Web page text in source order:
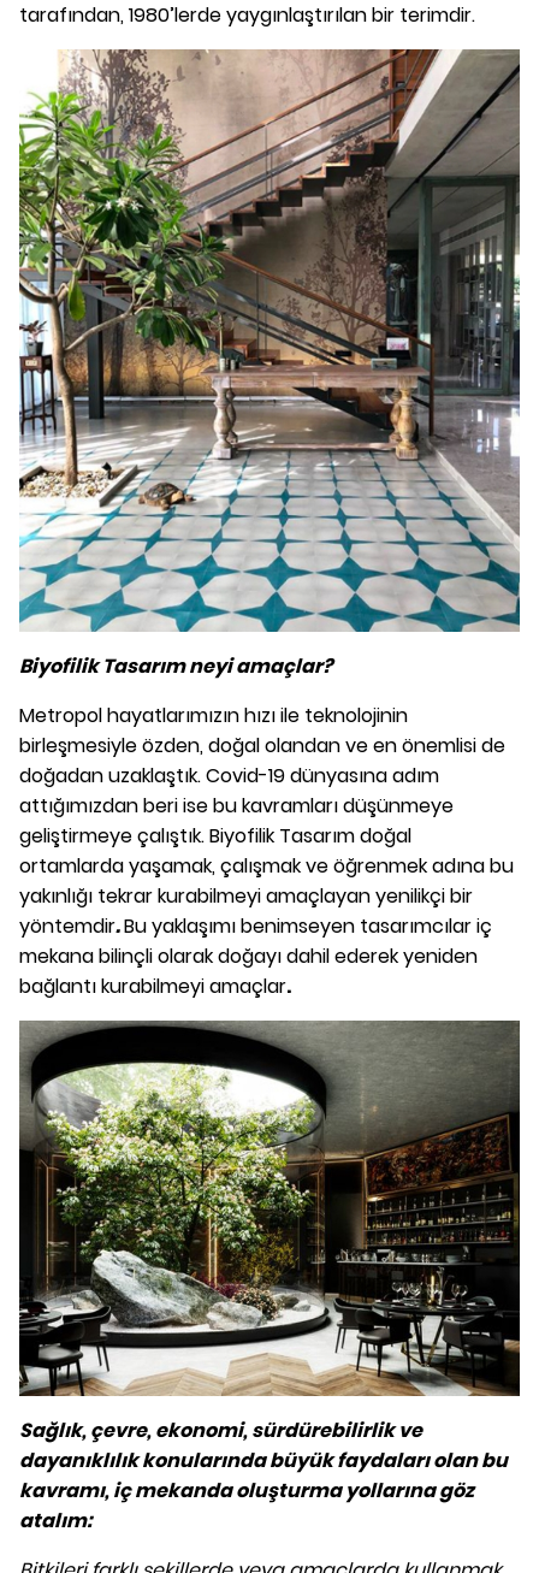
tarafından, 1980’lerde yaygınlaştırılan bir terimdir.
Biyofilik Tasarım neyi amaçlar?
Metropol hayatlarımızın hızı ile teknolojinin
birleşmesiyle özden, doğal olandan ve en önemlisi de
doğadan uzaklaştık. Covid-19 dünyasına adım
attığımızdan beri ise bu kavramları düşünmeye
geliştirmeye çalıştık. Biyofilik Tasarım doğal
ortamlarda yaşamak, çalışmak ve öğrenmek adına bu
yakınlığı tekrar kurabilmeyi amaçlayan yenilikçi bir
yöntemdir.Bu yaklaşımı benimseyen tasarımcılar iç
mekana bilinçli olarak doğayı dahil ederek yeniden
bağlantı kurabilmeyi amaçlar.
Sağlık, çevre, ekonomi, sürdürebilirlik ve
dayanıklılık konularında büyük faydaları olan bu
kavramı, iç mekanda oluşturma yollarına göz
atalım: